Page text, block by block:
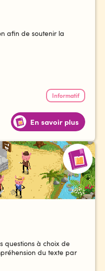
afin de soutenir la
Informatif
En savoir plus
questions à choix de
du texte par